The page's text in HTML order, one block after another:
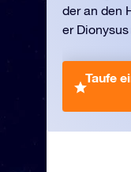
der an den
er
Taufe